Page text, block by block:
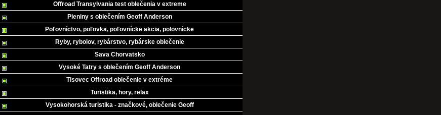
Offroad Transylvania test oblečenia v extreme
Pieniny s oblečením Geoff Anderson
Poľovníctvo, poľovka, poľovnícke akcia, polovnícke
Ryby, rybolov, rybárstvo, rybárske oblečenie
Sava Chorvatsko
Vysoké Tatry s oblečením Geoff Anderson
Tisovec Offroad oblečenie v extréme
Turistika, hory, relax
Vysokohorská turistika - značkové, oblečenie Geoff